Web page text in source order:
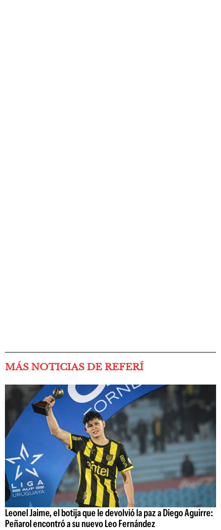
MÁS NOTICIAS DE REFERÍ
Leonel Jaime, el botija que le devolvió la paz a Diego Aguirre:
Peñarol encontró a su nuevo Leo Fernández